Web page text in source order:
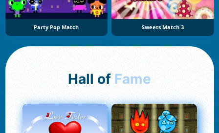
Party Pop Match Sweets Match 3
Hall of Fame